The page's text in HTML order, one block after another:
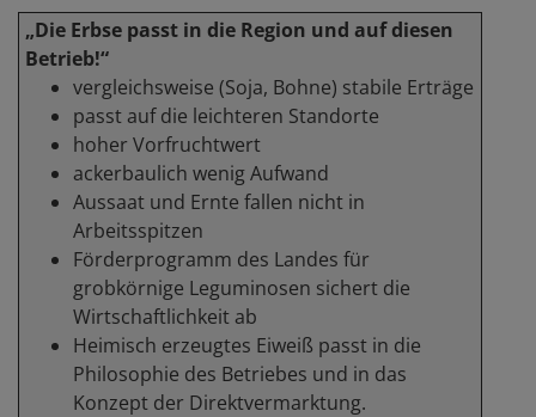
„Die Erbse passt in die Region und auf diesen
Betrieb!“
vergleichsweise (Soja, Bohne) stabile Erträge
passt auf die leichteren Standorte
hoher Vorfruchtwert
ackerbaulich wenig Aufwand
Aussaat und Ernte fallen nicht in
Arbeitsspitzen
Förderprogramm des Landes für
grobkörnige Leguminosen sichert die
Wirtschaftlichkeit ab
Heimisch erzeugtes Eiweiß passt in die
Philosophie des Betriebes und in das
Konzept der Direktvermarktung.